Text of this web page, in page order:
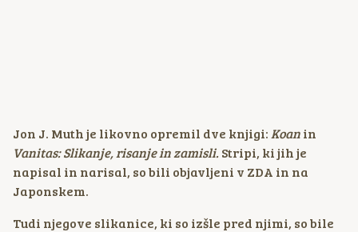
Jon J. Muth je likovno opremil dve knjigi: Koanin
Vanitas: Slikanje, risanje in zamisli.Stripi, ki jih je
napisal in narisal, so bili objavljeni v ZDA in na
Japonskem.
Tudi njegove slikanice, ki so izšle pred njimi, so bile